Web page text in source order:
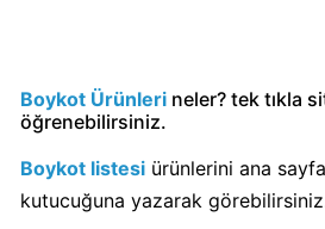
Lay's
Boykot
mu?
Lay's
Kimin
Boykot Ürünleri neler? tek tıkla
öğrenebilirsiniz.
Boykot listesi ürünlerini ana
kutucuğuna yazarak